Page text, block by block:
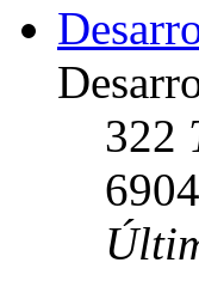
322
6904